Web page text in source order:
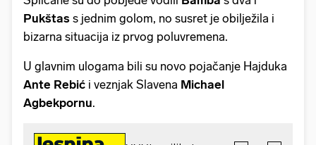
Pukštas s jednim golom, no susret je obilježila i
bizarna situacija iz prvog poluvremena.
U glavnim ulogama bili su novo pojačanje Hajduka
Ante Rebić i veznjak Slavena Michael
Agbekpornu.